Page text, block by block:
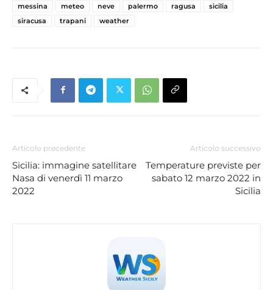
messina
meteo neve palermo ragusa
sicilia
siracusa
trapani weather
Articolo precedente
Sicilia: immagine satellitare
Nasa di venerdì 11 marzo
2022
Articolo successivo
Temperature previste per
sabato 12 marzo 2022 in
Sicilia